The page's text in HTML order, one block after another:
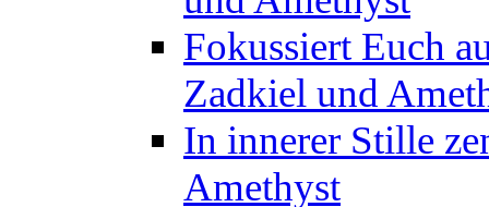
Fokussiert Euch
Zadkiel und
In innerer Stille
Amethyst